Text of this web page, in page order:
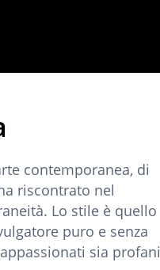
contemporanea, di
riscontrato nel
Lo stile è quello
puro e senza
sia profani